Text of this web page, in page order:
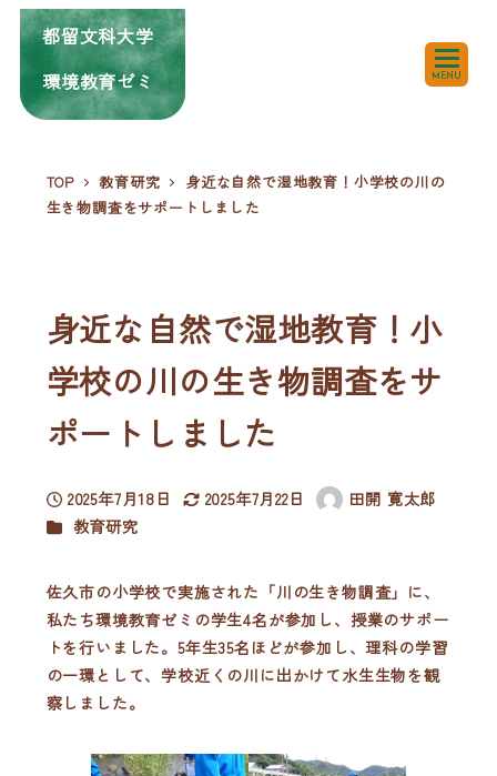
都留文科大学
環境教育ゼミ
MENU
TOP 教育研究
身近な自然で湿地教育！小学校の川の
生き物調査をサポートしました
身近な自然で湿地教育！小
学校の川の生き物調査をサ
ポートしました
投稿日
2025年7月18日
更新日
2025年7月22日
著
田開 寛太郎
カテゴリー
教育研究
佐久市の小学校で実施された「川の生き物調査」に、
私たち環境教育ゼミの学生4名が参加し、授業のサポー
トを行いました。5年生35名ほどが参加し、理科の学習
の一環として、学校近くの川に出かけて水生生物を観
察しました。